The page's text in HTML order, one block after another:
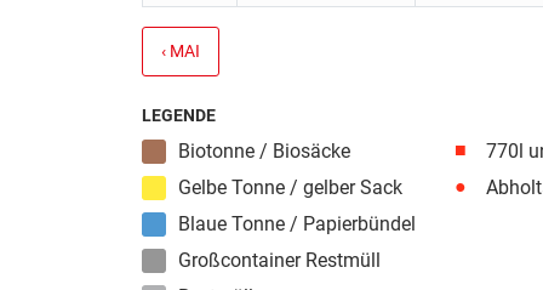
‹ MAI
LEGENDE
Biotonne / Biosäcke
Gelbe Tonne / gelber Sack
Blaue Tonne / Papierbündel
Großcontainer Restmüll
■
770l
●